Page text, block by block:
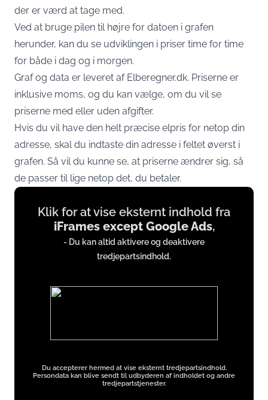
der er værd at tage med.
Ved at bruge pilen til højre for datoen i grafen
herunder, kan du se udviklingen i priser time for time
for både i dag og i morgen.
Graf og data er leveret af Elberegner.dk. Priserne er
inklusive moms, og du kan vælge, om du vil se
priserne med eller uden afgifter.
Hvis du vil have den helt præcise elpris for netop din
adresse, skal du indtaste din adresse i feltet øverst i
grafen. Så vil du kunne se, at priserne ændrer sig, så
de passer til lige netop det, du betaler.
Display
contentKlik for at vise eksternt indhold fra
iFrames except Google Ads,
- Du kan altid aktivere og deaktivere
tredjepartsindhold.
Du accepterer hermed at vise eksternt tredjepartsindhold.
Persondata kan blive sendt til udbyderen af indholdet og andre
tredjepartstjenester.